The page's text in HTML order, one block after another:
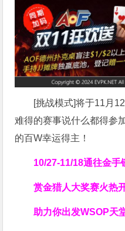
[挑战模式]将于11月
难得的赛事说什么都得参
的百W幸运得主！
10/27-11/18通往金手
赏金猎人大奖赛火热
助力你出发WSOP天